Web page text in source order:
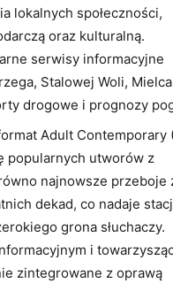
lokalnych społeczności,
oraz kulturalną.
serwisy informacyjne
Stalowej Woli,
drogowe i prognozy
Adult Contemporary
popularnych utworów z
najnowsze przeboje
dekad, co nadaje
grona słuchaczy.
i
zintegrowane z oprawą